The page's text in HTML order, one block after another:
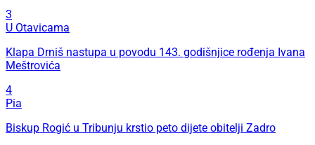
3
U Otavicama
Klapa Drniš nastupa u povodu 143. godišnjice rođenja Ivana
Meštrovića
4
Pia
Biskup Rogić u Tribunju krstio peto dijete obitelji Zadro